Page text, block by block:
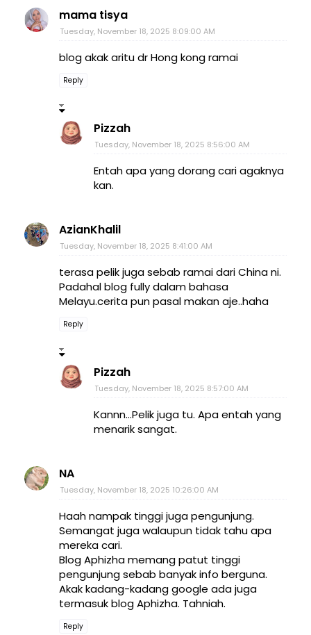
mama tisya
Tuesday, November 18, 2025 8:09:00 AM
blog akak aritu dr Hong kong ramai
Reply
Pizzah
Tuesday, November 18, 2025 8:56:00 AM
Entah apa yang dorang cari agaknya
kan.
AzianKhalil
Tuesday, November 18, 2025 8:41:00 AM
terasa pelik juga sebab ramai dari China ni.
Padahal blog fully dalam bahasa
Melayu.cerita pun pasal makan aje..haha
Reply
Pizzah
Tuesday, November 18, 2025 8:57:00 AM
Kannn...Pelik juga tu. Apa entah yang
menarik sangat.
NA
Tuesday, November 18, 2025 10:26:00 AM
Haah nampak tinggi juga pengunjung.
Semangat juga walaupun tidak tahu apa
mereka cari.
Blog Aphizha memang patut tinggi
pengunjung sebab banyak info berguna.
Akak kadang-kadang google ada juga
termasuk blog Aphizha. Tahniah.
Reply